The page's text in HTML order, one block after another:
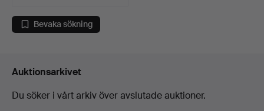
Bevaka sökning
Auktionsarkivet
Du söker i vårt arkiv över avslutade auktioner.